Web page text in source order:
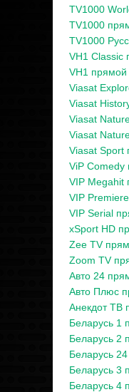
TV1000
TV1000
TV1000
VH1 Classic
VH1
Viasat
Viasat
Viasat
Viasat
Viasat
ViP
VIP
VIP
VIP Serial
xSport HD
Zee TV
Zoom TV
Авто 24
Авто Плюс
Анекдот ТВ
Беларусь 1
Беларусь 2
Беларусь
Беларусь 3
Беларусь 4